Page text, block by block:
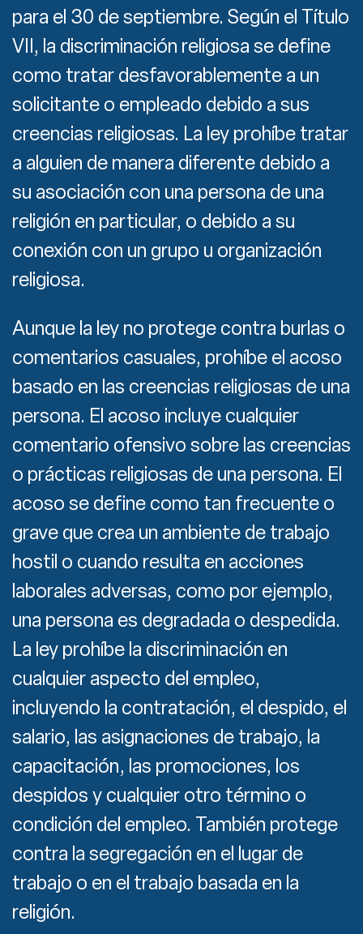
para el 30 de septiembre. Según el Título
VII, la discriminación religiosa se define
como tratar desfavorablemente a un
solicitante o empleado debido a sus
creencias religiosas. La ley prohíbe tratar
a alguien de manera diferente debido a
su asociación con una persona de una
religión en particular, o debido a su
conexión con un grupo u organización
religiosa.
Aunque la ley no protege contra burlas o
comentarios casuales, prohíbe el acoso
basado en las creencias religiosas de una
persona. El acoso incluye cualquier
comentario ofensivo sobre las creencias
o prácticas religiosas de una persona. El
acoso se define como tan frecuente o
grave que crea un ambiente de trabajo
hostil o cuando resulta en acciones
laborales adversas, como por ejemplo,
una persona es degradada o despedida.
La ley prohíbe la discriminación en
cualquier aspecto del empleo,
incluyendo la contratación, el despido, el
salario, las asignaciones de trabajo, la
capacitación, las promociones, los
despidos y cualquier otro término o
condición del empleo. También protege
contra la segregación en el lugar de
trabajo o en el trabajo basada en la
religión.